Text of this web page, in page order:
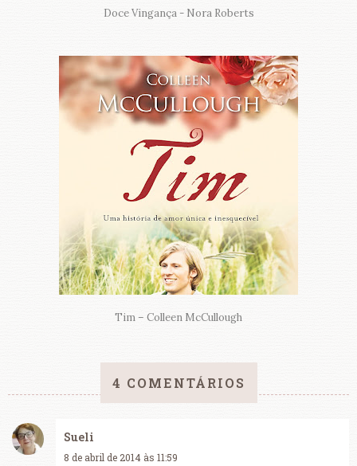
Doce Vingança - Nora Roberts
Tim – Colleen McCullough
4 COMENTÁRIOS
Sueli
8 de abril de 2014 às 11:59